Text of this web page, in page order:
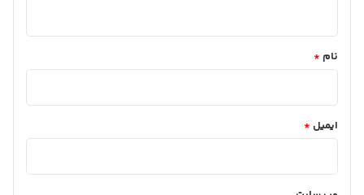
نام *
ایمیل *